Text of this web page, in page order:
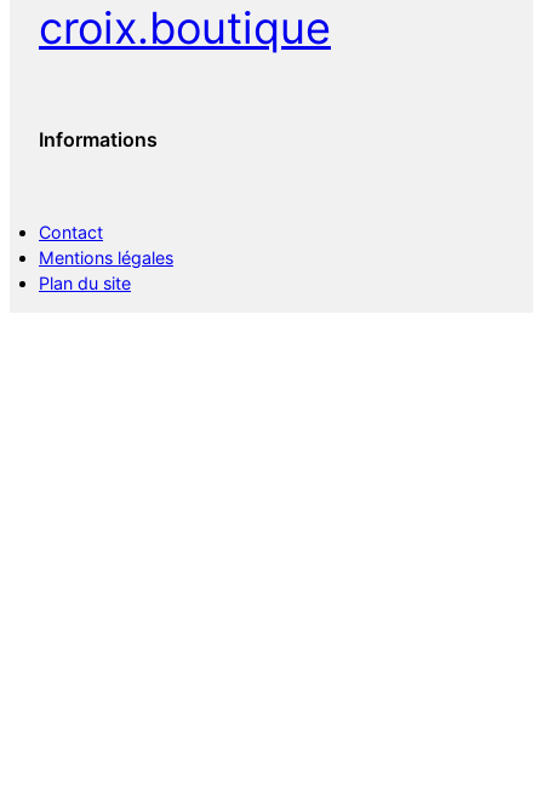
croix.boutique
Informations
Contact
Mentions légales
Plan du site